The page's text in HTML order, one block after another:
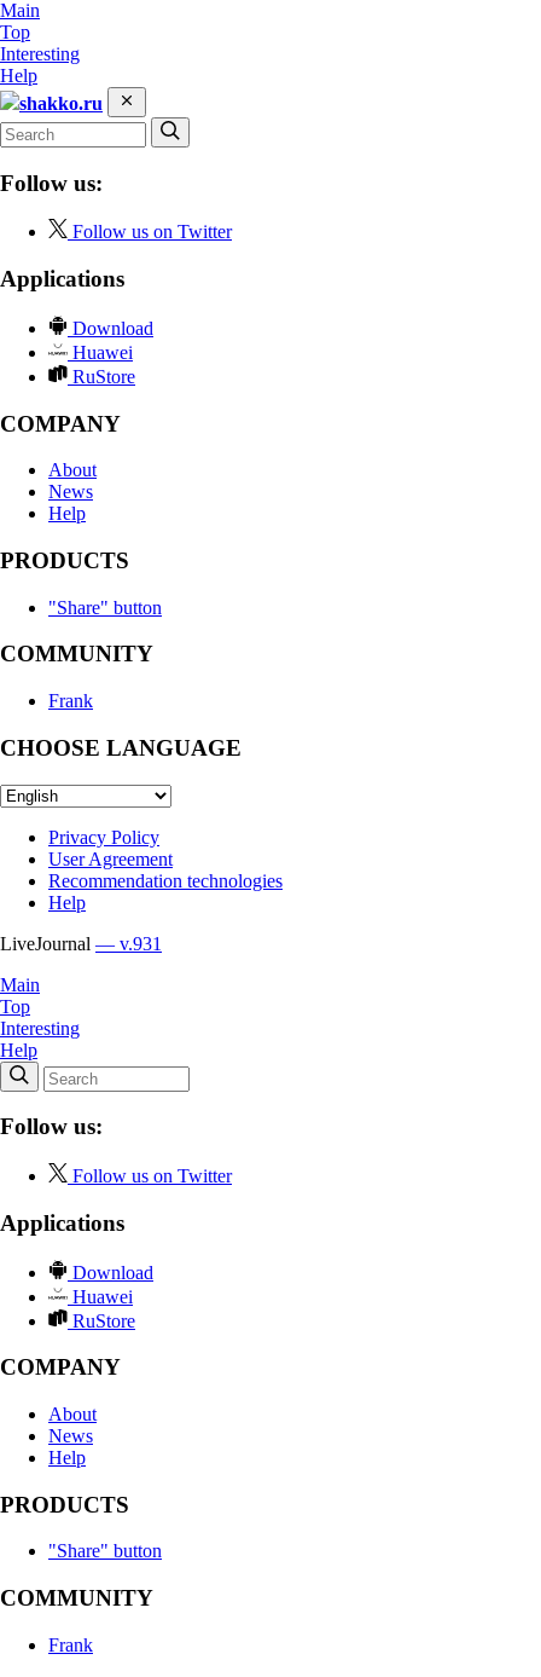
Main
Top
Interesting
Help
shakko.ru
Follow us:
Follow us on Twitter
Applications
Download
Huawei
RuStore
COMPANY
About
News
Help
PRODUCTS
"Share" button
COMMUNITY
Frank
CHOOSE LANGUAGE
Privacy Policy
User Agreement
Recommendation technologies
Help
LiveJournal — v.931
Main
Top
Interesting
Help
Follow us:
Follow us on Twitter
Applications
Download
Huawei
RuStore
COMPANY
About
News
Help
PRODUCTS
"Share" button
COMMUNITY
Frank